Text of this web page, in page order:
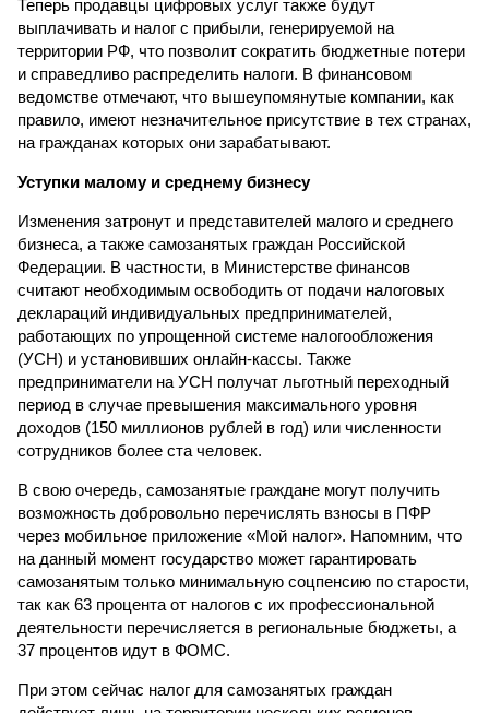
Теперь продавцы цифровых услуг также будут
выплачивать и налог с прибыли, генерируемой на
территории РФ, что позволит сократить бюджетные потери
и справедливо распределить налоги. В финансовом
ведомстве отмечают, что вышеупомянутые компании, как
правило, имеют незначительное присутствие в тех странах,
на гражданах которых они зарабатывают.
Уступки малому и среднему бизнесу
Изменения затронут и представителей малого и среднего
бизнеса, а также самозанятых граждан Российской
Федерации. В частности, в Министерстве финансов
считают необходимым освободить от подачи налоговых
деклараций индивидуальных предпринимателей,
работающих по упрощенной системе налогообложения
(УСН) и установивших онлайн-кассы. Также
предприниматели на УСН получат льготный переходный
период в случае превышения максимального уровня
доходов (150 миллионов рублей в год) или численности
сотрудников более ста человек.
В свою очередь, самозанятые граждане могут получить
возможность добровольно перечислять взносы в ПФР
через мобильное приложение «Мой налог». Напомним, что
на данный момент государство может гарантировать
самозанятым только минимальную соцпенсию по старости,
так как 63 процента от налогов с их профессиональной
деятельности перечисляется в региональные бюджеты, а
37 процентов идут в ФОМС.
При этом сейчас налог для самозанятых граждан